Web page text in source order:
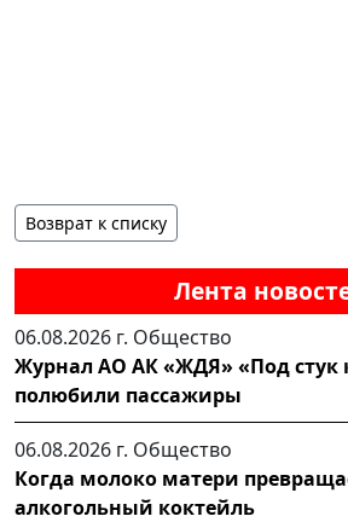
Лента
06.08.2026 г. Общество
Журнал АО АК «ЖДЯ» «Под стук
полюбили пассажиры
06.08.2026 г. Общество
Когда молоко матери
алкогольный коктейль
Возврат к списку